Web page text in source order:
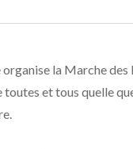
la Marche des
et tous quelle